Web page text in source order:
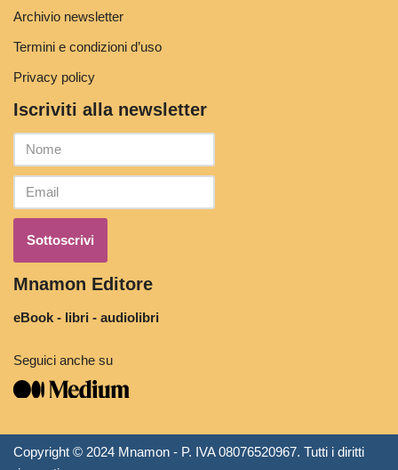
Archivio newsletter
Termini e condizioni d’uso
Privacy policy
Iscriviti alla newsletter
Mnamon Editore
eBook - libri - audiolibri
Seguici anche su
Copyright © 2024 Mnamon - P. IVA 08076520967. Tutti i diritti